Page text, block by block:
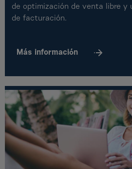
de optimización de venta libre y
de facturación.
Más información